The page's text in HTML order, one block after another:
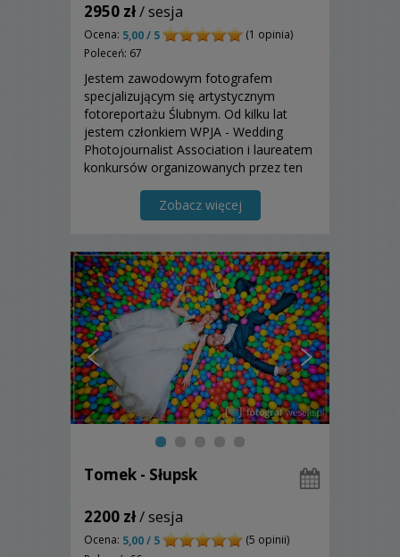
2950 zł/ sesja
Ocena: 5,00 / 5
(1 opinia)
Poleceń: 67
Jestem zawodowym fotografem
specjalizującym się artystycznym
fotoreportażu Ślubnym. Od kilku lat
jestem członkiem WPJA - Wedding
Photojournalist Association i laureatem
konkursów organizowanych przez ten
dyspozycyjności i rzemiosła zgodnego z
kodeksem WPJA.
Zobacz więcej
Tomek - Słupsk
2200 zł/ sesja
Ocena: 5,00 / 5
(5 opinii)